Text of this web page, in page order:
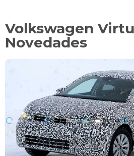
Volkswagen
Novedades